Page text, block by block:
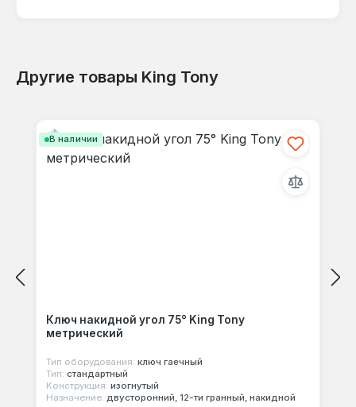
Другие товары King Tony
В наличии
Ключ накидной угол 75° King Tony
метрический
Тип оборудования: ключ гаечный
Тип: стандартный
Конструкция: изогнутый
Назначение: двусторонний, 12-ти гранный, накидной